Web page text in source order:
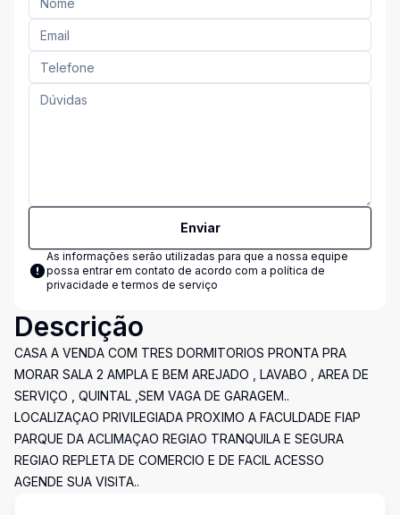
Enviar
As informações serão utilizadas para que a nossa equipe
possa entrar em contato de acordo com a política de
privacidade e termos de serviço
Descrição
CASA A VENDA COM TRES DORMITORIOS PRONTA PRA
MORAR SALA 2 AMPLA E BEM AREJADO , LAVABO , AREA DE
SERVIÇO , QUINTAL ,SEM VAGA DE GARAGEM..
LOCALIZAÇAO PRIVILEGIADA PROXIMO A FACULDADE FIAP
PARQUE DA ACLIMAÇAO REGIAO TRANQUILA E SEGURA
REGIAO REPLETA DE COMERCIO E DE FACIL ACESSO
AGENDE SUA VISITA..